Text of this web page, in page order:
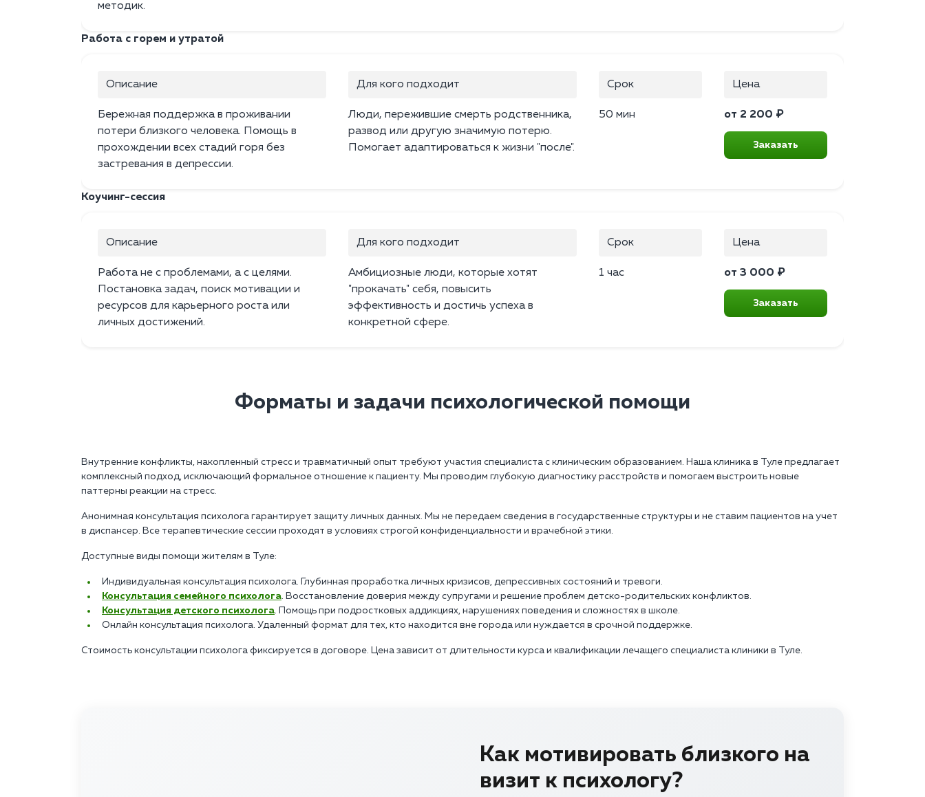
методик.
Работа с горем и утратой
Описание
Бережная поддержка в проживании
потери близкого человека. Помощь в
прохождении всех стадий горя без
застревания в депрессии.
Для кого подходит
Люди, пережившие смерть родственника,
развод или другую значимую потерю.
Помогает адаптироваться к жизни "после".
Срок
50 мин
Цена
от 2 200 ₽
Заказать
Коучинг-сессия
Описание
Работа не с проблемами, а с целями.
Постановка задач, поиск мотивации и
ресурсов для карьерного роста или
личных достижений.
Для кого подходит
Амбициозные люди, которые хотят
"прокачать" себя, повысить
эффективность и достичь успеха в
конкретной сфере.
Срок
1 час
Цена
от 3 000 ₽
Заказать
Форматы и задачи психологической помощи
Внутренние конфликты, накопленный стресс и травматичный опыт требуют участия специалиста с клиническим образованием. Наша клиника в Туле предлагает
комплексный подход, исключающий формальное отношение к пациенту. Мы проводим глубокую диагностику расстройств и помогаем выстроить новые
паттерны реакции на стресс.
Анонимная консультация психолога гарантирует защиту личных данных. Мы не передаем сведения в государственные структуры и не ставим пациентов на учет
в диспансер. Все терапевтические сессии проходят в условиях строгой конфиденциальности и врачебной этики.
Доступные виды помощи жителям в Туле:
Индивидуальная консультация психолога. Глубинная проработка личных кризисов, депрессивных состояний и тревоги.
Консультация семейного психолога. Восстановление доверия между супругами и решение проблем детско-родительских конфликтов.
Консультация детского психолога. Помощь при подростковых аддикциях, нарушениях поведения и сложностях в школе.
Онлайн консультация психолога. Удаленный формат для тех, кто находится вне города или нуждается в срочной поддержке.
Стоимость консультации психолога фиксируется в договоре. Цена зависит от длительности курса и квалификации лечащего специалиста клиники в Туле.
Как мотивировать близкого на
визит к психологу?